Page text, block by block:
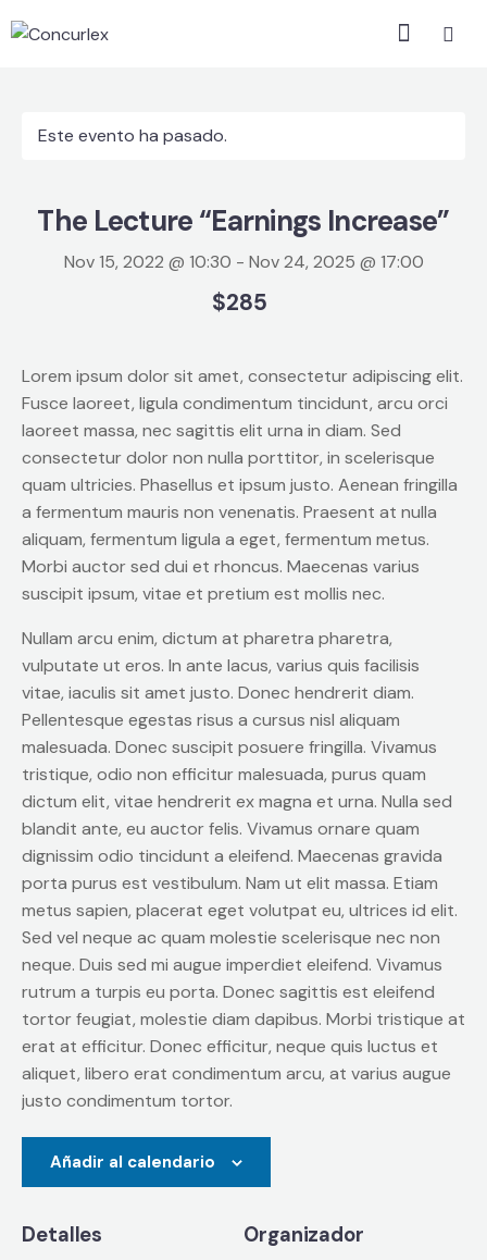
Este evento ha pasado.
The Lecture “Earnings Increase”
Nov 15, 2022 @ 10:30 - Nov 24, 2025 @ 17:00
$285
Lorem ipsum dolor sit amet, consectetur adipiscing elit.
Fusce laoreet, ligula condimentum tincidunt, arcu orci
laoreet massa, nec sagittis elit urna in diam. Sed
consectetur dolor non nulla porttitor, in scelerisque
quam ultricies. Phasellus et ipsum justo. Aenean fringilla
a fermentum mauris non venenatis. Praesent at nulla
aliquam, fermentum ligula a eget, fermentum metus.
Morbi auctor sed dui et rhoncus. Maecenas varius
suscipit ipsum, vitae et pretium est mollis nec.
Nullam arcu enim, dictum at pharetra pharetra,
vulputate ut eros. In ante lacus, varius quis facilisis
vitae, iaculis sit amet justo. Donec hendrerit diam.
Pellentesque egestas risus a cursus nisl aliquam
malesuada. Donec suscipit posuere fringilla. Vivamus
tristique, odio non efficitur malesuada, purus quam
dictum elit, vitae hendrerit ex magna et urna. Nulla sed
blandit ante, eu auctor felis. Vivamus ornare quam
dignissim odio tincidunt a eleifend. Maecenas gravida
porta purus est vestibulum. Nam ut elit massa. Etiam
metus sapien, placerat eget volutpat eu, ultrices id elit.
Sed vel neque ac quam molestie scelerisque nec non
neque. Duis sed mi augue imperdiet eleifend. Vivamus
rutrum a turpis eu porta. Donec sagittis est eleifend
tortor feugiat, molestie diam dapibus. Morbi tristique at
erat at efficitur. Donec efficitur, neque quis luctus et
aliquet, libero erat condimentum arcu, at varius augue
justo condimentum tortor.
Añadir al calendario
Detalles Organizador